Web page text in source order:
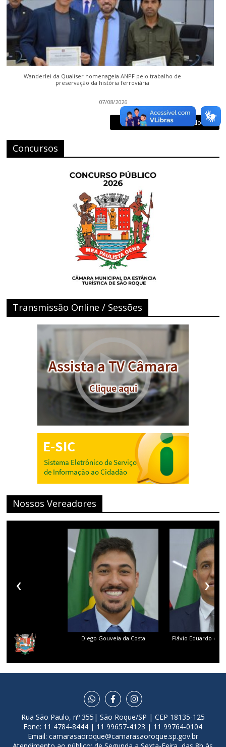
Wanderlei da Qualiser homenageia ANPF pelo trabalho de
preservação da história ferroviária
07/08/2026
Veja o que já foi publicado
Concursos
Transmissão Online / Sessões
Nossos Vereadores
Diego Gouveia da Costa Flávio Eduardo dos
‹ ›
Rua São Paulo, nº 355| São Roque/SP | CEP 18135-125
Fone: 11 4784-8444 | 11 99657-4123 | 11 99764-0104
Email: camarasaoroque@camarasaoroque.sp.gov.br